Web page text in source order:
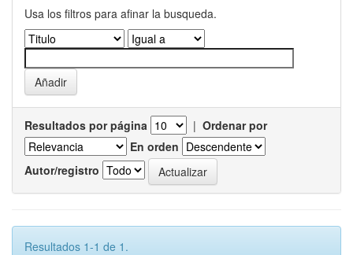
Usa los filtros para afinar la busqueda.
Resultados por página | Ordenar por
En orden
Autor/registro
Resultados 1-1 de 1.